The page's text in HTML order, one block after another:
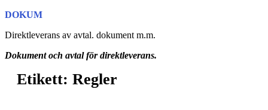
Hoppa
innehåll
DOKUM
Direktleverans av avtal. dokument m.m.
Dokument och avtal för direktleverans.
Etikett: Regler